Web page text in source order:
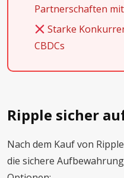
Partnerschaften
Starke
CBDCs
Ripple sicher
Nach dem Kauf von
die sichere